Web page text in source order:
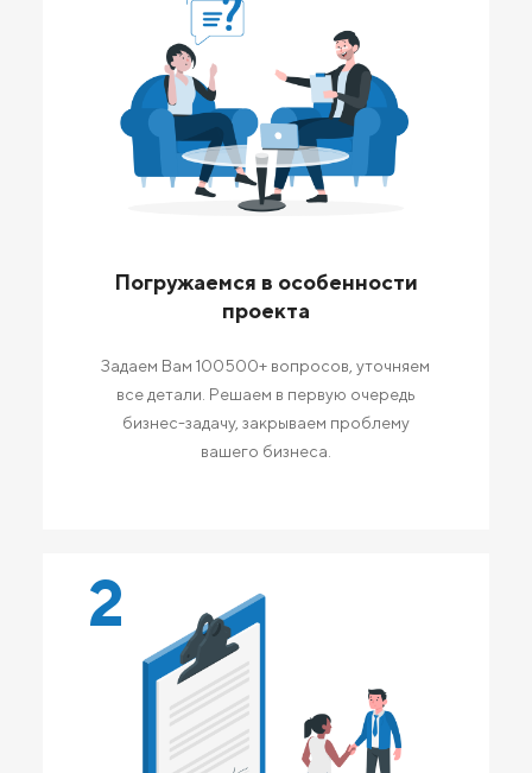
Погружаемся в особенности
проекта
Задаем Вам 100500+ вопросов, уточняем
все детали. Решаем в первую очередь
бизнес-задачу, закрываем проблему
вашего бизнеса.
2